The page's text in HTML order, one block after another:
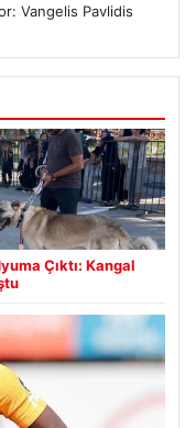
Vangelis Pavlidis
Çıktı: Kangal